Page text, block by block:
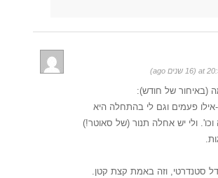
(באיחור של חודש):
אילו פעמים וגם לי בהתחלה היא
ולי יש אחלה תנור (של סאוטר!)
סטנדרטי, וזה באמת קצת קטן.